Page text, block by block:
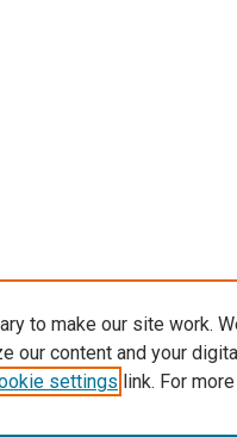
to make our site work.
our content and your
settings link. For